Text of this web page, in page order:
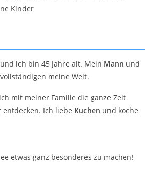
und ich bin 45 Jahre alt. Mein Mann und
meine Welt.
mit meiner Familie die ganze Zeit
entdecken. Ich liebe Kuchen und koche
etwas ganz besonderes zu machen!